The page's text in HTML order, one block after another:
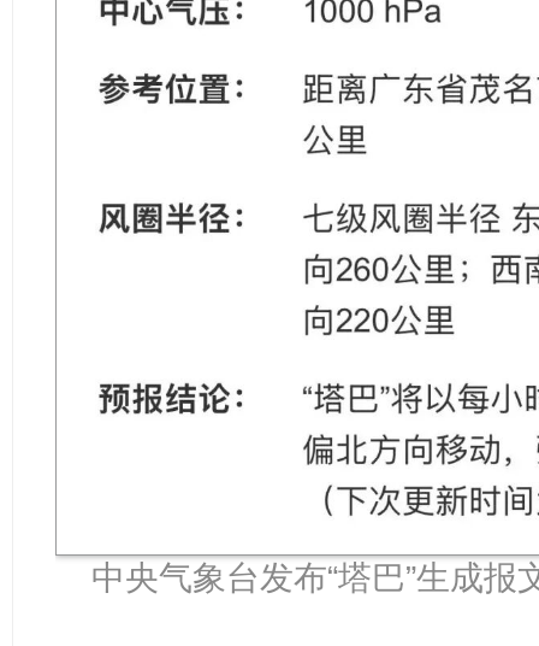
中央气象台发布“塔巴”生成报